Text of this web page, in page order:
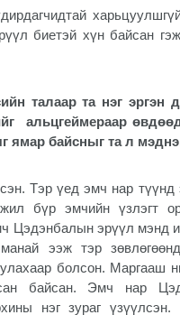
биетэй хүн байсан
талаар та нэг эргэн
альцгеймераар
ямар байсныг та л
Тэр үед эмч нар түүнд
бүр эмчийн үзлэгт
Цэдэнбалын эрүүл мэнд
ээж тэр
болсон. Маргааш
байсан. Эмч нар
нэг зураг үзүүлсэн.